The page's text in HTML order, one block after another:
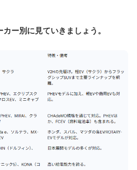
ー別に見ていきましょう。